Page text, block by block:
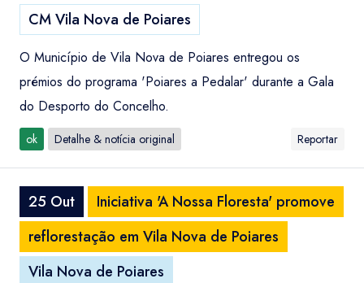
CM Vila Nova de Poiares
O Município de Vila Nova de Poiares entregou os
prémios do programa 'Poiares a Pedalar' durante a Gala
do Desporto do Concelho.
ok Detalhe & notícia original Reportar
25 Out
Iniciativa 'A Nossa Floresta' promove
reflorestação em Vila Nova de Poiares
Vila Nova de Poiares